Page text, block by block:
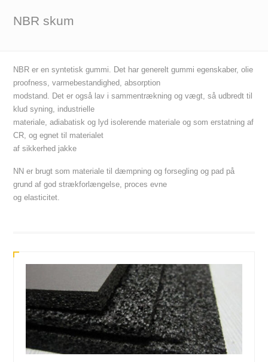
NBR skum
NBR er en syntetisk gummi. Det har generelt gummi egenskaber, olie
proofness, varmebestandighed, absorption
modstand. Det er også lav i sammentrækning og vægt, så udbredt til
klud syning, industrielle
materiale, adiabatisk og lyd isolerende materiale og som erstatning af
CR, og egnet til materialet
af sikkerhed jakke
NN er brugt som materiale til dæmpning og forsegling og pad på
grund af god strækforlængelse, proces evne
og elasticitet.